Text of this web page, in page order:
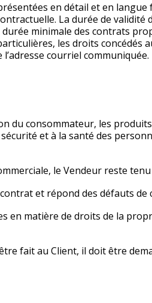
en détail et en
La durée de
durée minimale des contrats
les droits
courriel communiquée.
du consommateur, les
et à la santé des
le Vendeur reste
et répond des défauts
en matière de droits de la
fait au Client, il doit être